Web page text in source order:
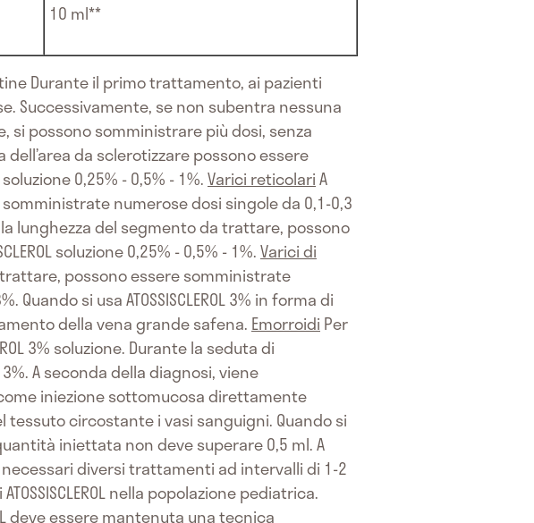
10 ml**
Durante il primo trattamento, ai pazienti
Successivamente, se non subentra nessuna
si possono somministrare più dosi, senza
dell’area da sclerotizzare possono essere
0,25% - 0,5% - 1%.Varici reticolariA
numerose dosi singole da 0,1-0,3
lunghezza del segmento da trattare, possono
soluzione 0,25% - 0,5% - 1%.Varici di
possono essere somministrate
Quando si usa ATOSSISCLEROL 3% in forma di
della vena grande safena. Emorroidi Per
3% soluzione. Durante la seduta di
A seconda della diagnosi, viene
iniezione sottomucosa direttamente
tessuto circostante i vasi sanguigni. Quando si
iniettata non deve superare 0,5 ml. A
diversi trattamenti ad intervalli di 1-2
nella popolazione pediatrica.
deve essere mantenuta una tecnica